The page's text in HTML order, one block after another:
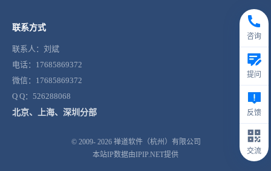
联系方式
联系人：刘斌
电话：17685869372
微信：17685869372
Q Q：526288068
北京、上海、深圳分部
© 2009- 2026 禅道软件（杭州）有限公司
本站IP数据由IPIP.NET提供
咨询
提问
反馈
交流